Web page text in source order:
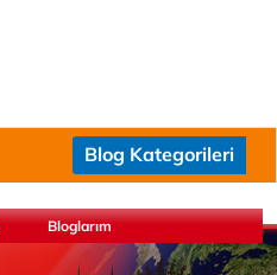
Blog Kategorileri
Bloglarım